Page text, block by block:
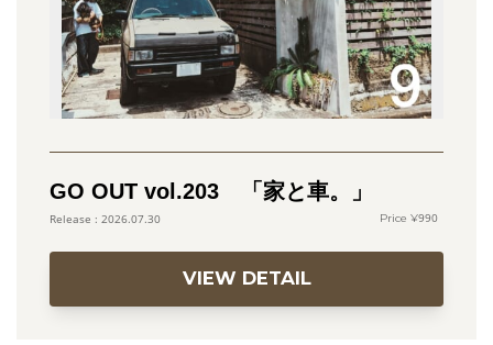
GO OUT vol.203 「家と車。」
2026.07.30 990
VIEW DETAIL